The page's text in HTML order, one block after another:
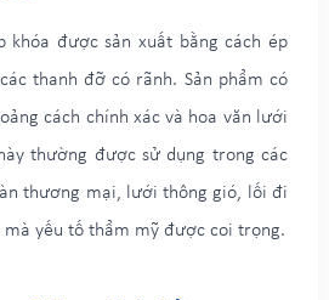
khóa được sản xuất bằng cách ép
thanh đỡ có rãnh. Sản phẩm có
cách chính xác và hoa văn lưới
thường được sử dụng trong các
thương mại, lưới thông gió, lối đi
yếu tố thẩm mỹ được coi trọng.